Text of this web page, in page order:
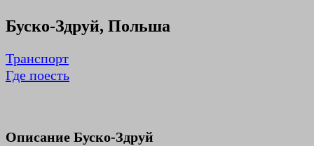
Буско-Здруй, Польша
Транспорт
Где поесть
Описание Буско-Здруй